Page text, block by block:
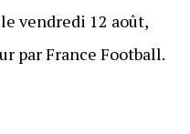
vendredi 12 août,
par France Football.